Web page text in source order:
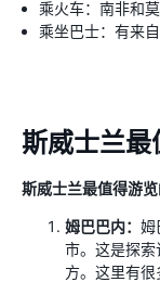
乘火车：南非和
乘坐巴士：有来
斯威士兰
斯威士兰最值得游
姆巴巴内： 姆
市。这是探
方。这里有很